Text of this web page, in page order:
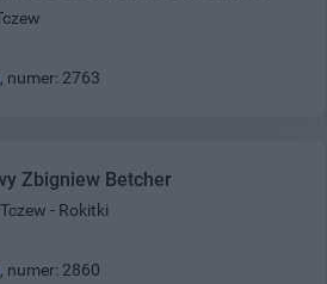
, numer: 2763
Zbigniew Betcher
- Rokitki
, numer: 2860